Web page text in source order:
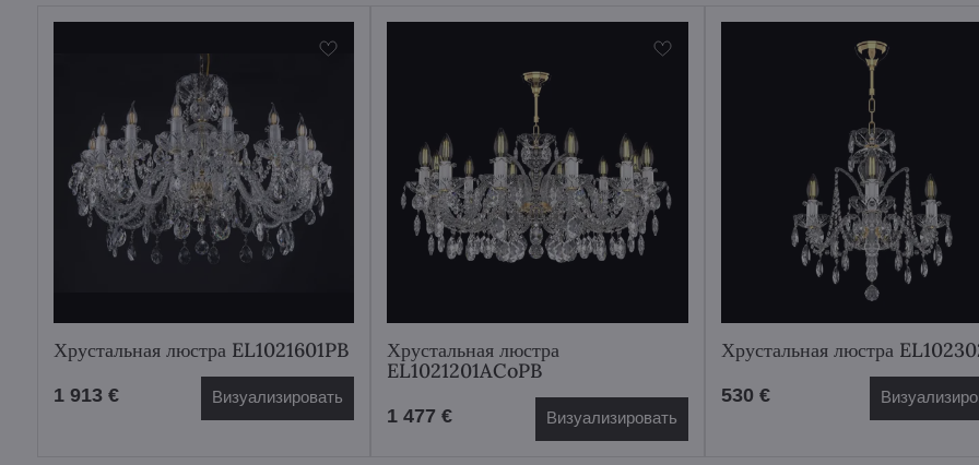
Хрустальная люстра EL1021601PB
1 913 € Визуализировать
Хрустальная люстра
EL1021201ACoPB
1 477 € Визуализировать
Хрустальная люстра
530 €